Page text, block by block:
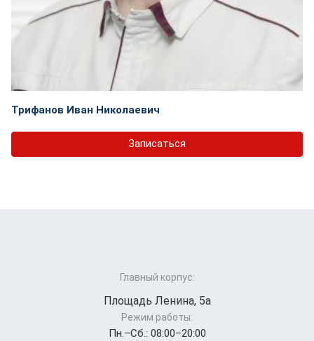
Трифанов Иван Николаевич
Записаться
Главный корпус:
Площадь Ленина, 5а
Режим работы:
Пн.–Cб.: 08:00–20:00